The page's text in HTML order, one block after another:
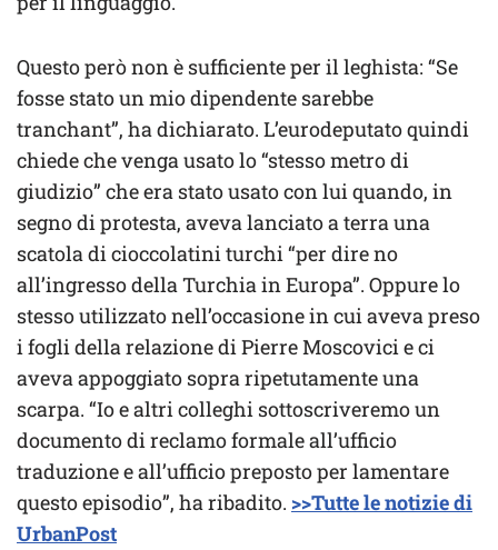
Questo però non è sufficiente per il leghista: “Se
fosse stato un mio dipendente sarebbe
tranchant”, ha dichiarato. L’eurodeputato quindi
chiede che venga usato lo “stesso metro di
giudizio” che era stato usato con lui quando, in
segno di protesta, aveva lanciato a terra una
scatola di cioccolatini turchi “per dire no
all’ingresso della Turchia in Europa”. Oppure lo
stesso utilizzato nell’occasione in cui aveva preso
i fogli della relazione di Pierre Moscovici e ci
aveva appoggiato sopra ripetutamente una
scarpa. “Io e altri colleghi sottoscriveremo un
documento di reclamo formale all’ufficio
traduzione e all’ufficio preposto per lamentare
questo episodio”, ha ribadito. >>Tutte le notizie di
UrbanPost